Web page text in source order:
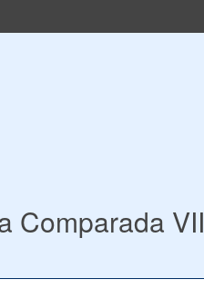
Comparada VII